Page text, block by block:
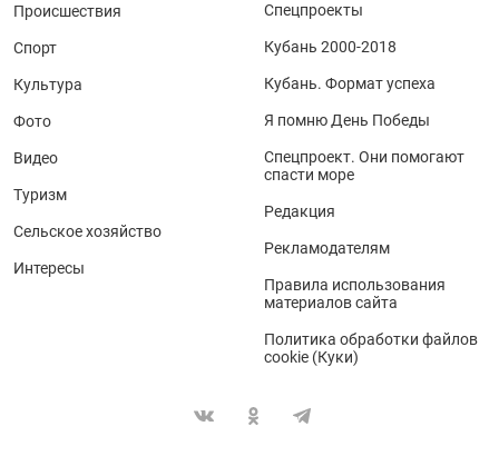
Происшествия
Спорт
Культура
Фото
Видео
Туризм
Сельское хозяйство
Интересы
Спецпроекты
Кубань 2000-2018
Кубань. Формат успеха
Я помню День Победы
Спецпроект. Они помогают
спасти море
Редакция
Рекламодателям
Правила использования
материалов сайта
Политика обработки файлов
cookie (Куки)